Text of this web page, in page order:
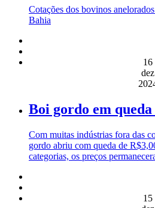
Cotações dos bovinos
Bahia
16
dez
Boi gordo em queda
Com muitas indústrias fora das
gordo abriu com queda de
categorias, os preços
15